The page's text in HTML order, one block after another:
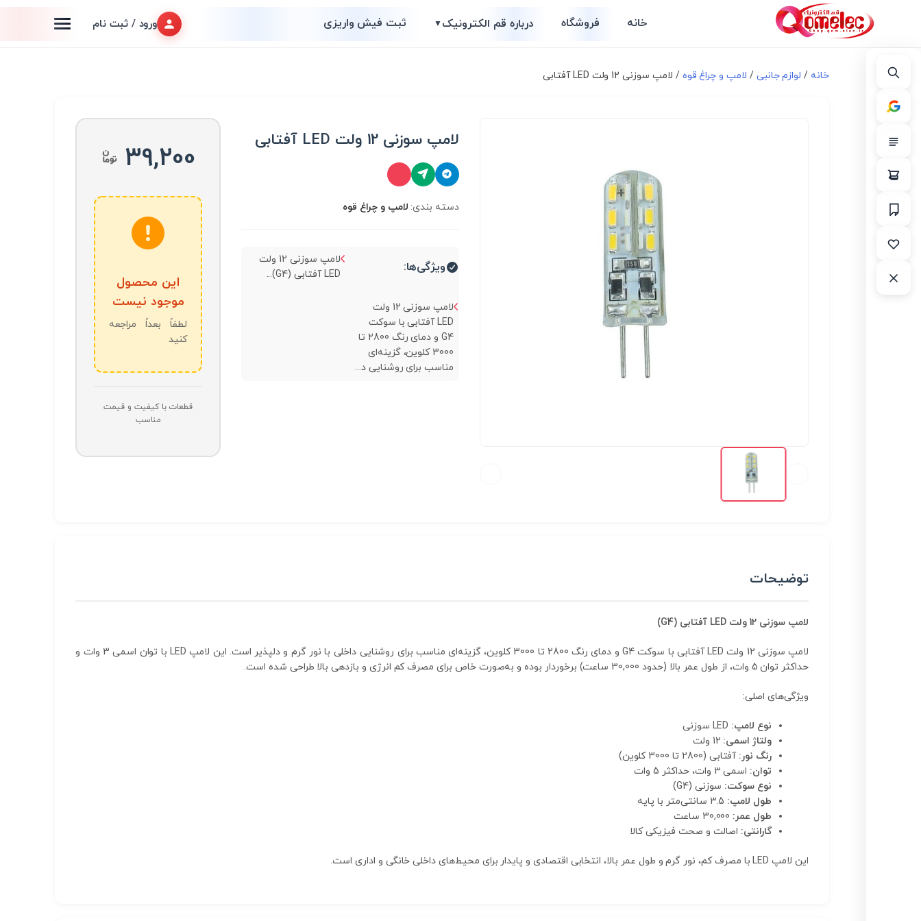
خانه فروشگاه درباره قم الکترونیک▼ ثبت فیش واریزی ورود / ثبت نام
خانه / لوازم جانبی / لامپ و چراغ قوه / لامپ سوزنی 12 ولت LED آفتابی
لامپ سوزنی 12 ولت LED آفتابی
دسته بندی: لامپ و چراغ قوه
ویژگی‌ها:
لامپ سوزنی 12 ولت
LED آفتابی (G4)...
لامپ سوزنی 12 ولت
LED آفتابی با سوکت
G4 و دمای رنگ 2800 تا
3000 کلوین، گزینه‌ای
مناسب برای روشنایی د...
39,200
این محصول
موجود نیست
لطفاً بعداً مراجعه
کنید
قطعات با کیفیت و قیمت
مناسب
توضیحات
لامپ سوزنی 12 ولت LED آفتابی (G4)
لامپ سوزنی 12 ولت LED آفتابی با سوکت G4 و دمای رنگ 2800 تا 3000 کلوین، گزینه‌ای مناسب برای روشنایی داخلی با نور گرم و دلپذیر است. این لامپ LED با توان اسمی 3 وات و
حداکثر توان 5 وات، از طول عمر بالا (حدود 30,000 ساعت) برخوردار بوده و به‌صورت خاص برای مصرف کم انرژی و بازدهی بالا طراحی شده است.
ویژگی‌های اصلی:
نوع لامپ:
ولتاژ اسمی:
رنگ نور: آفتابی (2800 تا 3000 کلوین)
توان: اسمی 3 وات، حداکثر 5 وات
نوع سوکت: سوزنی (G4)
طول لامپ:
طول عمر:
گارانتی: اصالت و صحت فیزیکی کالا
این لامپ LED با مصرف کم، نور گرم و طول عمر بالا، انتخابی اقتصادی و پایدار برای محیط‌های داخلی خانگی و اداری است.